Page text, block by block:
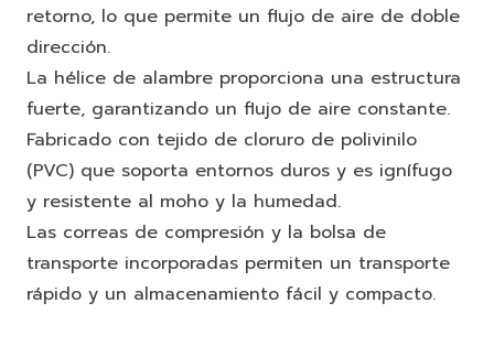
retorno, lo que permite un flujo de aire de doble
dirección.
La hélice de alambre proporciona una estructura
fuerte, garantizando un flujo de aire constante.
Fabricado con tejido de cloruro de polivinilo
(PVC) que soporta entornos duros y es ignífugo
y resistente al moho y la humedad.
Las correas de compresión y la bolsa de
transporte incorporadas permiten un transporte
rápido y un almacenamiento fácil y compacto.